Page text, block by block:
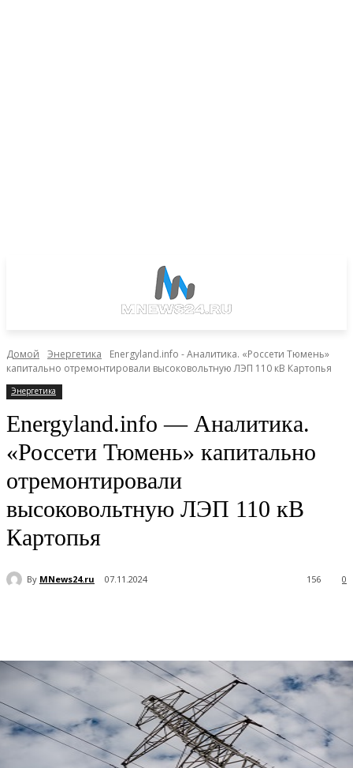
Домой Энергетика
Energyland.info - Аналитика. «Россети Тюмень»
капитально отремонтировали высоковольтную ЛЭП 110 кВ Картопья
Энергетика
Energyland.info — Аналитика.
«Россети Тюмень» капитально
отремонтировали
высоковольтную ЛЭП 110 кВ
Картопья
By MNews24.ru 07.11.2024 0
156